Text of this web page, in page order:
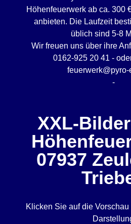
Höhenfeuerwerk ab ca. 300
anbieten. Die Laufzeit
üblich sind 5-8
Wir freuen uns über ihre
0162-925 20 41 -
feuerwerk@pyro-
-
XXL-
07937
Klicken Sie auf die